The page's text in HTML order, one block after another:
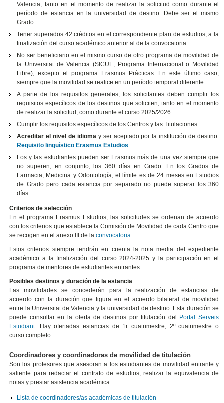
Valencia, tanto en el momento de realizar la solicitud como durante el
período de estancia en la universidad de destino. Debe ser el mismo
Grado.
Tener superados 42 créditos en el correspondiente plan de estudios, a la
finalización del curso académico anterior al de la convocatoria.
No ser beneficiario en el mismo curso de otro programa de movilidad de
la Universitat de Valencia (SICUE, Programa Internacional o Movilidad
Libre), excepto el programa Erasmus Prácticas. En este último caso,
siempre que la movilidad se realice en un período temporal diferente.
A parte de los requisitos generales, los solicitantes deben cumplir los
requisitos específicos de los destinos que soliciten, tanto en el momento
de realizar la solicitud, como durante el curso 2025/2026.
Cumplir los requisitos específicos de los Centros y las Titulaciones
Acreditar el nivel de idiomay ser aceptado por la institución de destino.
Requisito lingüístico Erasmus Estudios
Los y las estudiantes pueden ser Erasmus más de una vez siempre que
no superen, en conjunto, los 360 días en Grado. En los Grados de
Farmacia, Medicina y Odontología, el límite es de 24 meses en Estudios
de Grado pero cada estancia por separado no puede superar los 360
días.
Criterios de selección
En el programa Erasmus Estudios, las solicitudes se ordenan de acuerdo
con los criterios que establece la Comisión de Movilidad de cada Centro que
se recogen en el anexo III de la convocatoria.
Estos criterios siempre tendrán en cuenta la nota media del expediente
académico a la finalización del curso 2024-2025 y la participación en el
programa de mentores de estudiantes entrantes.
Posibles destinos y duración de la estancia
Las movilidades se concederán para la realización de estancias de
acuerdo con la duración que figura en el acuerdo bilateral de movilidad
entre la Universitat de Valencia y la universidad de destino. Esta duración se
puede consultar en la oferta de destinos por titulación del
Portal Serveis
Estudiant. Hay ofertadas estancias de 1r cuatrimestre, 2º cuatrimestre o
curso completo.
Coordinadores y coordinadoras de movilidad de titulación
Son los profesores que asesoran a los estudiantes de movilidad entrante y
saliente para redactar el contrato de estudios, realizar la equivalencia de
notas y prestar asistencia académica.
Lista de coordinadores/as académicas de titulación